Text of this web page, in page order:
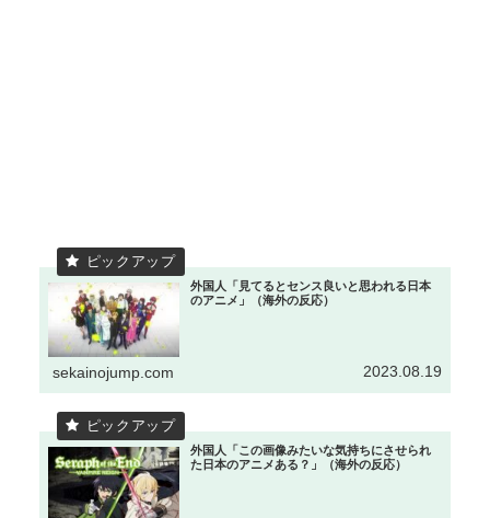
外国人「見てるとセンス良いと思われる日本
のアニメ」（海外の反応）
sekainojump.com 2023.08.19
外国人「この画像みたいな気持ちにさせられ
た日本のアニメある？」（海外の反応）